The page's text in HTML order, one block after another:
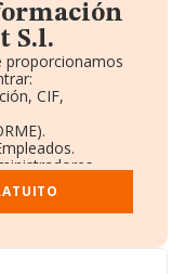
S.l.
proporcionamos
CIF,
otras empresas.